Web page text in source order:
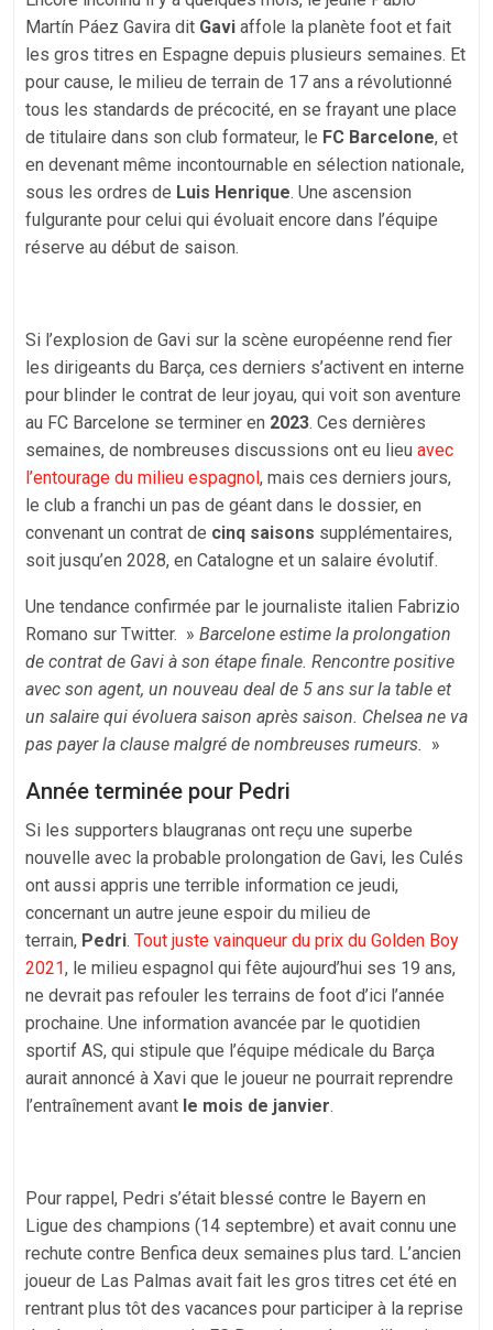
Martín Páez Gavira dit Gavi affole la planète foot et fait
les gros titres en Espagne depuis plusieurs semaines. Et
pour cause, le milieu de terrain de 17 ans a révolutionné
tous les standards de précocité, en se frayant une place
de titulaire dans son club formateur, le FC Barcelone, et
en devenant même incontournable en sélection nationale,
sous les ordres de Luis Henrique. Une ascension
fulgurante pour celui qui évoluait encore dans l’équipe
réserve au début de saison.
Si l’explosion de Gavi sur la scène européenne rend fier
les dirigeants du Barça, ces derniers s’activent en interne
pour blinder le contrat de leur joyau, qui voit son aventure
au FC Barcelone se terminer en 2023. Ces dernières
semaines, de nombreuses discussions ont eu lieu avec
l’entourage du milieu espagnol, mais ces derniers jours,
le club a franchi un pas de géant dans le dossier, en
convenant un contrat de cinq saisons supplémentaires,
soit jusqu’en 2028, en Catalogne et un salaire évolutif.
Une tendance confirmée par le journaliste italien Fabrizio
Romano sur Twitter. » Barcelone estime la prolongation
de contrat de Gavi à son étape finale. Rencontre positive
avec son agent, un nouveau deal de 5 ans sur la table et
un salaire qui évoluera saison après saison. Chelsea ne va
pas payer la clause malgré de nombreuses rumeurs. »
Année terminée pour Pedri
Si les supporters blaugranas ont reçu une superbe
nouvelle avec la probable prolongation de Gavi, les Culés
ont aussi appris une terrible information ce jeudi,
concernant un autre jeune espoir du milieu de
terrain, Pedri. Tout juste vainqueur du prix du Golden Boy
2021, le milieu espagnol qui fête aujourd’hui ses 19 ans,
ne devrait pas refouler les terrains de foot d’ici l’année
prochaine. Une information avancée par le quotidien
sportif AS, qui stipule que l’équipe médicale du Barça
aurait annoncé à Xavi que le joueur ne pourrait reprendre
l’entraînement avant le mois de janvier.
Pour rappel, Pedri s’était blessé contre le Bayern en
Ligue des champions (14 septembre) et avait connu une
rechute contre Benfica deux semaines plus tard. L’ancien
joueur de Las Palmas avait fait les gros titres cet été en
rentrant plus tôt des vacances pour participer à la reprise